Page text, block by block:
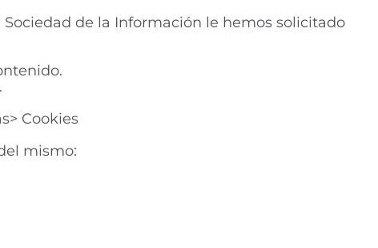
de la Información le hemos solicitado
Cookies
mismo: